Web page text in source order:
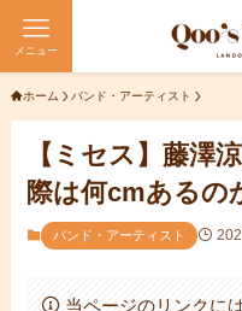
メニュー
ホーム バンド・アーティスト
【ミセス】藤澤
際は何cmあるの
バンド・アーティスト
当ページのリンクに